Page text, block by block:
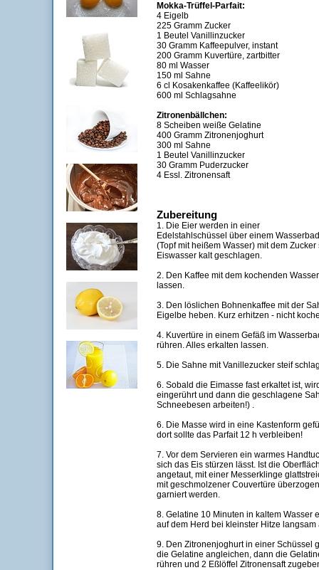
Mokka-Trüffel-Parfait:
4 Eigelb
225 Gramm Zucker
1 Beutel Vanillinzucker
30 Gramm Kaffeepulver, instant
200 Gramm Kuvertüre, zartbitter
80 ml Wasser
150 ml Sahne
6 cl Kosakenkaffee (Kaffeelikör)
600 ml Schlagsahne
Zitronenbällchen:
8 Scheiben weiße Gelatine
400 Gramm Zitronenjoghurt
300 ml Sahne
1 Beutel Vanillinzucker
30 Gramm Puderzucker
4 Essl. Zitronensaft
Zubereitung
1. Die Eier werden in einer
Edelstahlschüssel über einem Wasserbad
(Topf mit heißem Wasser) mit dem
Eiswasser kalt geschlagen.
2. Den Kaffee mit dem kochenden
lassen.
3. Den löslichen Bohnenkaffee mit der
Eigelbe heben. Kurz erhitzen - nicht
4. Kuvertüre in einem Gefäß im
rühren. Alles erkalten lassen.
5. Die Sahne mit Vanillezucker steif
6. Sobald die Eimasse fast erkaltet ist,
eingerührt und dann die geschlagene
Schneebesen arbeiten!) .
6. Die Masse wird in eine Kastenform
dort sollte das Parfait 12 h verbleiben!
7. Vor dem Servieren ein warmes
sich das Eis stürzen lässt. Ist die
angetaut, mit einer Messerklinge
mit geschmolzener Couvertüre
garniert werden.
8. Gelatine 10 Minuten in kaltem Wasser
auf dem Herd bei kleinster Hitze langsam
9. Den Zitronenjoghurt in einer Schüssel
die Gelatine angleichen, dann die
rühren und 2 Eßlöffel Zitronensaft